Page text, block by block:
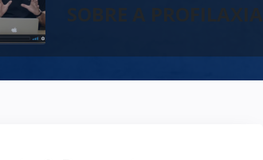
SOBRE A PROFILAXIA